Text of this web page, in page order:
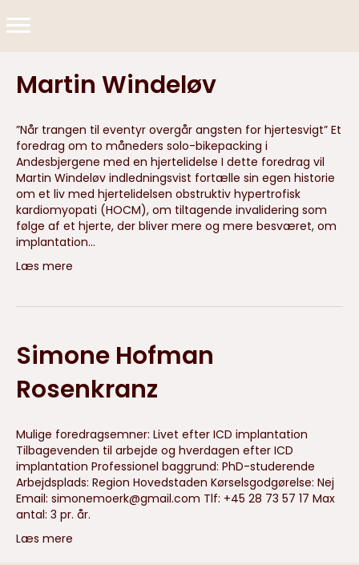
Martin Windeløv
”Når trangen til eventyr overgår angsten for hjertesvigt” Et
foredrag om to måneders solo-bikepacking i
Andesbjergene med en hjertelidelse I dette foredrag vil
Martin Windeløv indledningsvist fortælle sin egen historie
om et liv med hjertelidelsen obstruktiv hypertrofisk
kardiomyopati (HOCM), om tiltagende invalidering som
følge af et hjerte, der bliver mere og mere besværet, om
implantation…
Læs mere
Simone Hofman
Rosenkranz
Mulige foredragsemner: Livet efter ICD implantation
Tilbagevenden til arbejde og hverdagen efter ICD
implantation Professionel baggrund: PhD-studerende
Arbejdsplads: Region Hovedstaden Kørselsgodgørelse: Nej
Email: simonemoerk@gmail.com Tlf: +45 28 73 57 17 Max
antal: 3 pr. år.
Læs mere